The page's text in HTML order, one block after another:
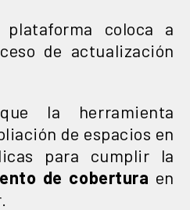
coloca a
de actualización
la herramienta
de espacios en
para cumplir la
de cobertura en